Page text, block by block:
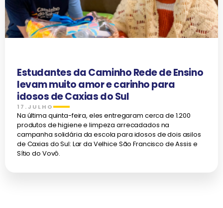
Estudantes da Caminho Rede de Ensino
levam muito amor e carinho para
idosos de Caxias do Sul
17.JULHO
Na última quinta-feira, eles entregaram cerca de 1.200
produtos de higiene e limpeza arrecadados na
campanha solidária da escola para idosos de dois asilos
de Caxias do Sul: Lar da Velhice São Francisco de Assis e
Sítio do Vovô.